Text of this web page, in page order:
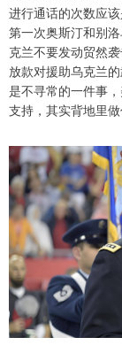
进行通话的次数应
第一次奥斯汀和别
克兰不要发动贸然
放款对援助乌克兰
是不寻常的一件事
支持，其实背地里